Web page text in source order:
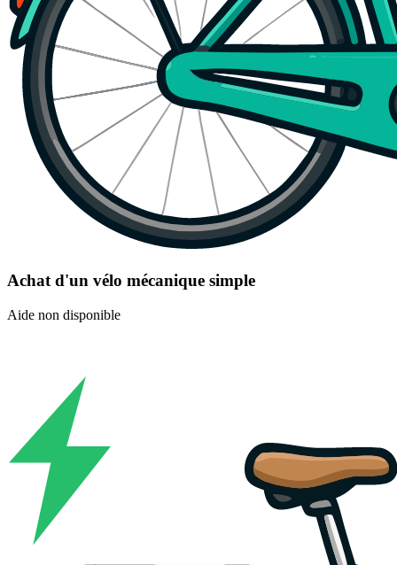
Achat d'un vélo mécanique simple
Aide non disponible